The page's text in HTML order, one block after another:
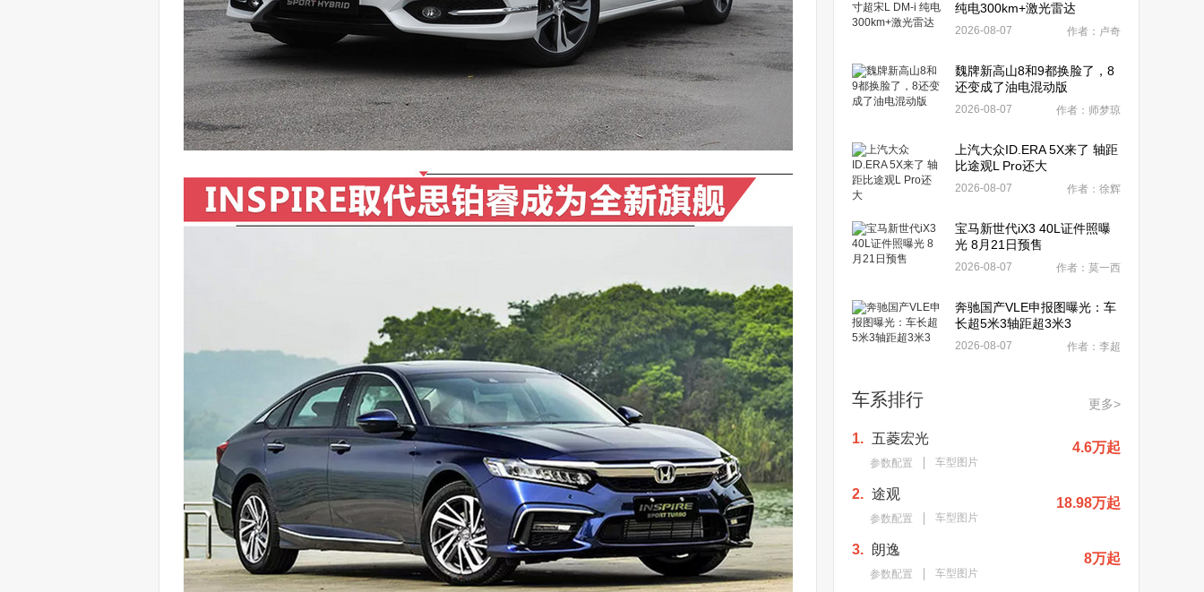
纯电300km+激光雷达
2026-08-07 作者：卢奇
魏牌新高山8和9都换脸了，8
还变成了油电混动版
2026-08-07 作者：师梦琼
上汽大众ID.ERA 5X来了 轴距
比途观L Pro还大
2026-08-07 作者：徐辉
宝马新世代iX3 40L证件照曝
光 8月21日预售
2026-08-07 作者：莫一西
奔驰国产VLE申报图曝光：车
长超5米3轴距超3米3
2026-08-07 作者：李超
车系排行 更多>
1. 五菱宏光
参数配置 车型图片
4.6万起
2. 途观
参数配置 车型图片
18.98万起
3. 朗逸
参数配置 车型图片
8万起